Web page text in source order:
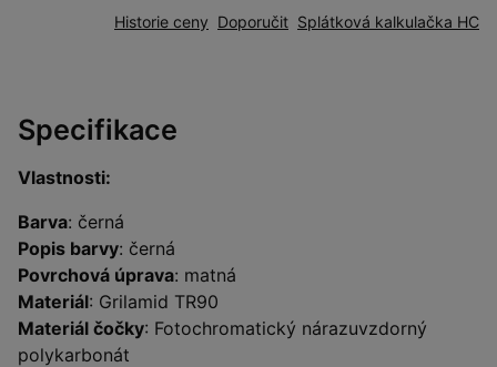
Historie ceny Doporučit Splátková kalkulačka HC
Specifikace
Vlastnosti:
Barva: černá
Popis barvy: černá
Povrchová úprava: matná
Materiál: Grilamid TR90
Materiál čočky: Fotochromatický nárazuvzdorný
polykarbonát